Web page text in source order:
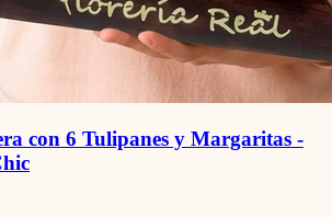
con 6 Tulipanes y Margaritas -